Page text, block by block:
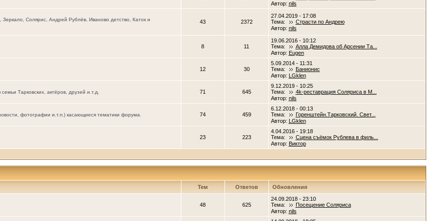
Автор: nils
Солярис, Андрей Рублёв, Иваново детство, Каток и 43 2372
27.04.2019 - 17:08
Тема:
Страсти по Андрею
Автор: nils
8 11
19.06.2016 - 10:12
Тема:
Алла Демидова об Арсении Та...
Автор: Eugen
12 30
5.09.2014 - 11:31
Тема:
Банионис
Автор: LGklen
Тарковских, актёров, друзей и.т.д. 71 645
9.12.2019 - 10:25
Тема:
4k-реставрация Соляриса в М...
Автор: nils
фотографии и.т.п.) касающиеся тематики форума. 74 459
6.12.2018 - 00:13
Тема:
Горенштейн.Тарковский. Свет...
Автор: LGklen
23 223
4.04.2016 - 19:18
Тема:
Сцена съёмок Рублева в филь...
Автор: Виктор
Тем Ответов Обновления
48 625
24.09.2018 - 23:10
Тема:
Посещение Соляриса
Автор: nils